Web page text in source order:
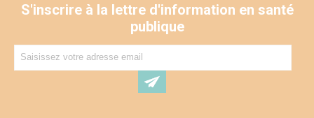
S'inscrire à la lettre d'information en santé
publique